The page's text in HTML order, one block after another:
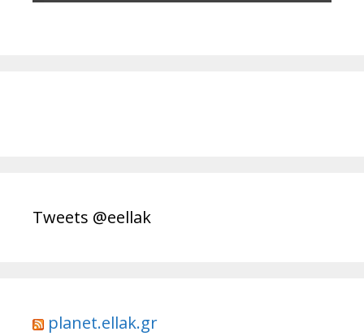
Tweets @eellak
planet.ellak.gr